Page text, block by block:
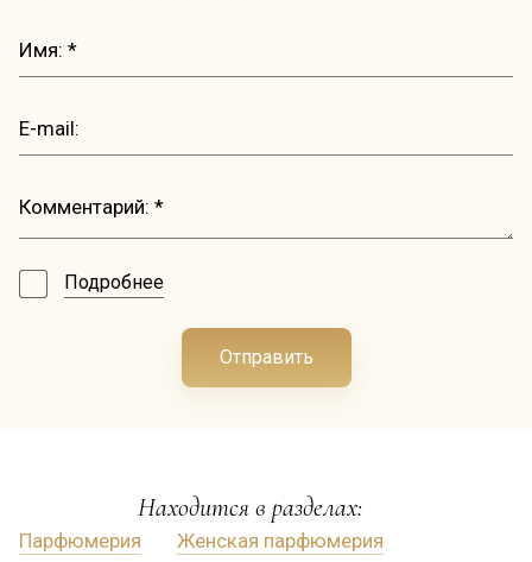
Подробнее
Отправить
Находится в разделах:
Парфюмерия
Женская парфюмерия